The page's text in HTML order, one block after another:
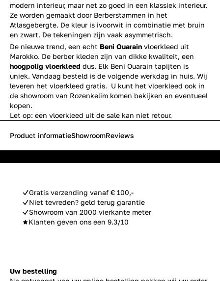
modern interieur, maar net zo goed in een klassiek interieur.
Ze worden gemaakt door Berberstammen in het
Atlasgebergte. De kleur is ivoorwit in combinatie met bruin
en zwart. De tekeningen zijn vaak asymmetrisch.
De nieuwe trend, een echt Beni Ouarain vloerkleed uit
Marokko. De berber kleden zijn van dikke kwaliteit, een
hoogpolig vloerkleed dus. Elk Beni Ouarain tapijten is
uniek. Vandaag besteld is de volgende werkdag in huis. Wij
leveren het vloerkleed gratis. U kunt het vloerkleed ook in
de showroom van Rozenkelim komen bekijken en eventueel
kopen.
Let op: een vloerkleed uit de sale kan niet retour.
Gratis verzending vanaf € 100,-
Niet tevreden? geld terug garantie
Showroom van 2000 vierkante meter
Klanten geven ons een 9.3/10
Product informatieShowroomReviews
Uw bestelling